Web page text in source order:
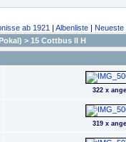
ab 1921 | Albenliste| Neueste
> 15 Cottbus II H
322 x
319 x